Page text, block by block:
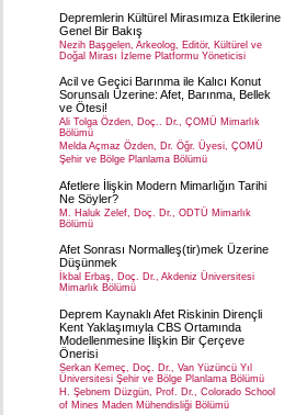
Depremlerin Kültürel Mirasımıza Etkilerine
Genel Bir Bakış
Nezih Başgelen, Arkeolog, Editör, Kültürel ve
Doğal Mirası İzleme Platformu Yöneticisi
Acil ve Geçici Barınma ile Kalıcı Konut
Sorunsalı Üzerine: Afet, Barınma, Bellek
ve Ötesi!
Ali Tolga Özden, Doç.. Dr., ÇOMÜ Mimarlık
Bölümü
Melda Açmaz Özden, Dr. Öğr. Üyesi, ÇOMÜ
Şehir ve Bölge Planlama Bölümü
Afetlere İlişkin Modern Mimarlığın Tarihi
Ne Söyler?
M. Haluk Zelef, Doç. Dr., ODTÜ Mimarlık
Bölümü
Afet Sonrası Normalleş(tir)mek Üzerine
Düşünmek
İkbal Erbaş, Doç. Dr., Akdeniz Üniversitesi
Mimarlık Bölümü
Deprem Kaynaklı Afet Riskinin Dirençli
Kent Yaklaşımıyla CBS Ortamında
Modellenmesine İlişkin Bir Çerçeve
Önerisi
Serkan Kemeç, Doç. Dr., Van Yüzüncü Yıl
Üniversitesi Şehir ve Bölge Planlama Bölümü
H. Şebnem Düzgün, Prof. Dr., Colorado School
of Mines Maden Mühendisliği Bölümü